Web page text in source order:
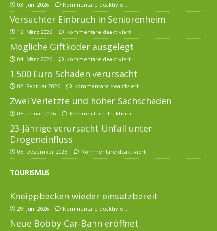
03. Juni 2026 Kommentare deaktiviert
Versuchter Einbruch in Seniorenheim
16. März 2026 Kommentare deaktiviert
Mögliche Giftköder ausgelegt
04. März 2026 Kommentare deaktiviert
1.500 Euro Schaden verursacht
02. Februar 2026 Kommentare deaktiviert
Zwei Verletzte und hoher Sachschaden
05. Januar 2026 Kommentare deaktiviert
23-Jährige verursacht Unfall unter
Drogeneinfluss
05. Dezember 2025 Kommentare deaktiviert
TOURISMUS
Kneippbecken wieder einsatzbereit
29. Juni 2026 Kommentare deaktiviert
Neue Bobby-Car-Bahn eröffnet